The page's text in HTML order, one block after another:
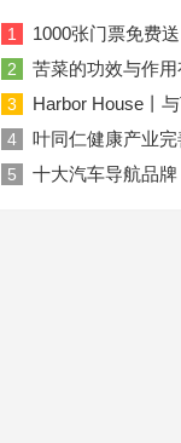
1 1000张门票免费
2 苦菜的功效与作
3 Harbor House丨
4 叶同仁健康产业
5 十大汽车导航品